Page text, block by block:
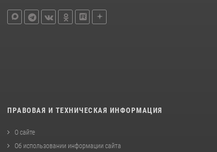
ПРАВОВАЯ И ТЕХНИЧЕСКАЯ ИНФОРМАЦИЯ
О сайте
Об использовании информации сайта